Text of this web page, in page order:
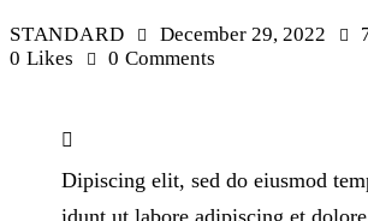
STANDARD December 29, 2022
0 Likes 0 Comments
Dipiscing elit, sed do eiusmod